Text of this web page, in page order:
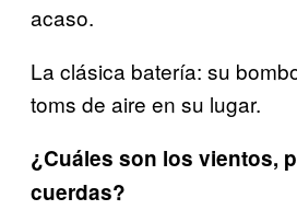
acaso.
La clásica batería: su
toms de aire en su lugar.
¿Cuáles son los vientos,
cuerdas?